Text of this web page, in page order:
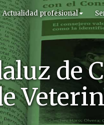
de
Actualidad profesional